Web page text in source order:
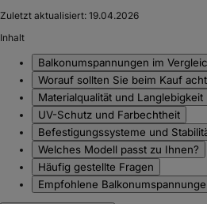
Zuletzt aktualisiert: 19.04.2026
Inhalt
Balkonumspannungen im
Worauf sollten Sie beim Kauf
Materialqualität und Langlebigkeit
UV-Schutz und Farbechtheit
Befestigungssysteme und
Welches Modell passt zu Ihnen?
Häufig gestellte Fragen
Empfohlene